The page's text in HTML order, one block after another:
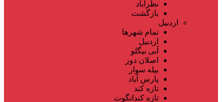
نظرآباد
بازگشت
اردبیل
تمام شهر‌ها
اردبیل
آبی بیگلو
اصلان دوز
بیله سوار
پارس آباد
تازه کند
تازه کندانگوت